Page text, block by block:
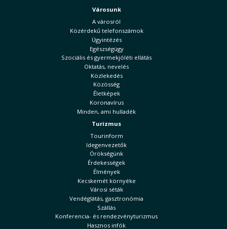
Városunk
A városról
Közérdekű telefonszámok
Ügyintézés
Egészségügy
Szociális és gyermekjóléti ellátás
Oktatás, nevelés
Közlekedés
Közösség
Életképek
Koronavírus
Minden, ami hulladék
Turizmus
Tourinform
Idegenvezetők
Örökségünk
Érdekességek
Élmények
Kecskemét környéke
Városi séták
Vendéglátás, gasztronómia
Szállás
Konferencia- és rendezvényturizmus
Hasznos infók